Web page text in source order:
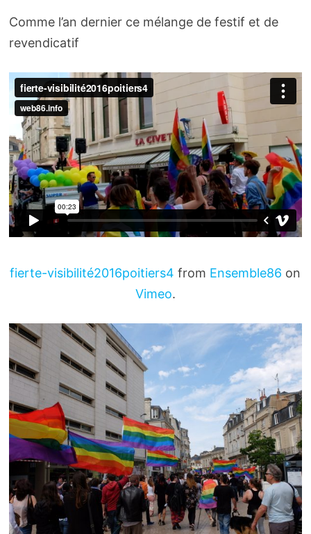
Comme l’an dernier ce mélange de festif et de
revendicatif
fierte-visibilité2016poitiers4 from Ensemble86 on
Vimeo.